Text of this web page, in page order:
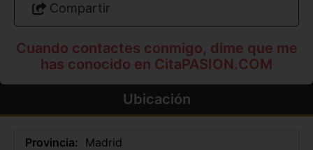
Compartir
Cuando contactes conmigo, dime que me
has conocido en CitaPASION.COM
Ubicación
Provincia: Madrid